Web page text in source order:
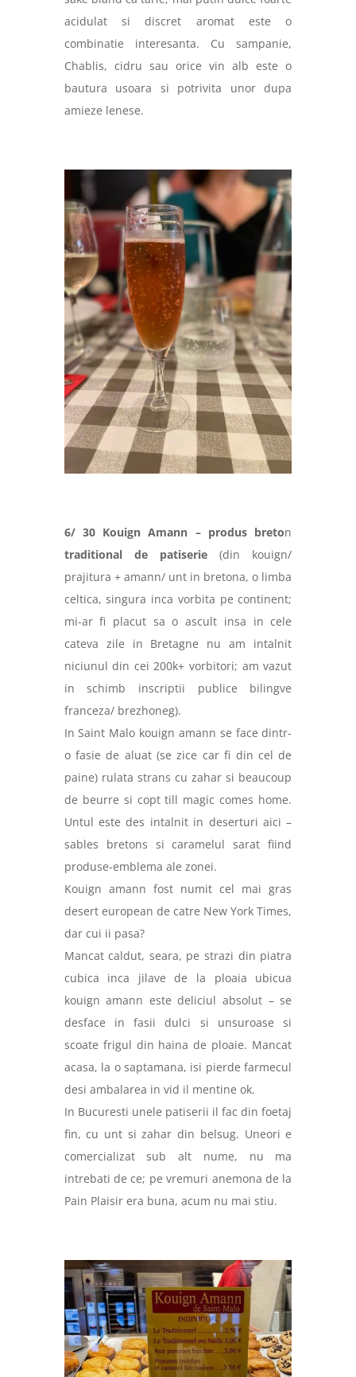
acidulat si discret aromat este o
combinatie interesanta. Cu sampanie,
Chablis, cidru sau orice vin alb este o
bautura usoara si potrivita unor dupa
amieze lenese.
6/ 30 Kouign Amann – produs breton
traditional de patiserie (din kouign/
prajitura + amann/ unt in bretona, o limba
celtica, singura inca vorbita pe continent;
mi-ar fi placut sa o ascult insa in cele
cateva zile in Bretagne nu am intalnit
niciunul din cei 200k+ vorbitori; am vazut
in schimb inscriptii publice bilingve
franceza/ brezhoneg).
In Saint Malo kouign amann se face dintr-
o fasie de aluat (se zice car fi din cel de
paine) rulata strans cu zahar si beaucoup
de beurre si copt till magic comes home.
Untul este des intalnit in deserturi aici –
sables bretons si caramelul sarat fiind
produse-emblema ale zonei.
Kouign amann fost numit cel mai gras
desert european de catre New York Times,
dar cui ii pasa?
Mancat caldut, seara, pe strazi din piatra
cubica inca jilave de la ploaia ubicua
kouign amann este deliciul absolut – se
desface in fasii dulci si unsuroase si
scoate frigul din haina de ploaie. Mancat
acasa, la o saptamana, isi pierde farmecul
desi ambalarea in vid il mentine ok.
In Bucuresti unele patiserii il fac din foetaj
fin, cu unt si zahar din belsug. Uneori e
comercializat sub alt nume, nu ma
intrebati de ce; pe vremuri anemona de la
Pain Plaisir era buna, acum nu mai stiu.